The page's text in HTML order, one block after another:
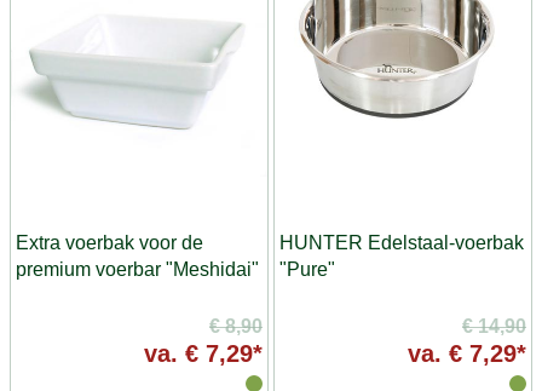
Extra voerbak voor de
premium voerbar "Meshidai"
€ 8,90
va. € 7,29*
HUNTER Edelstaal-voerbak
"Pure"
€ 14,90
va. € 7,29*